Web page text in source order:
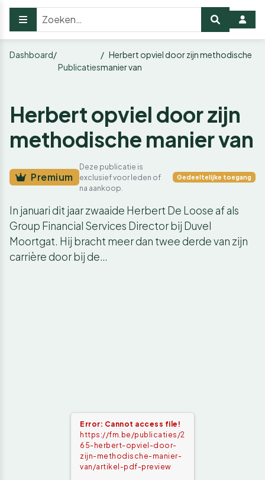
Dashboard
Publicaties
Herbert opviel door zijn methodische
manier van
Herbert opviel door zijn
methodische manier van
Premium
Deze publicatie is
exclusief voor leden of
na aankoop.
Gedeeltelijke toegang
In januari dit jaar zwaaide Herbert De Loose af als
Group Financial Services Director bij Duvel
Moortgat. Hij bracht meer dan twee derde van zijn
carrière door bij de…
Error: Cannot access file!
https://fm.be/publicaties/2
65-herbert-opviel-door-
zijn-methodische-manier-
van/artikel-pdf-preview